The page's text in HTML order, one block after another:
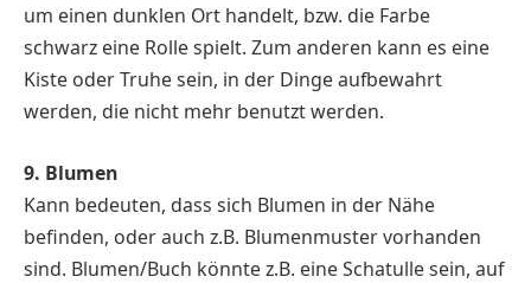
um einen dunklen Ort handelt, bzw. die Farbe
schwarz eine Rolle spielt. Zum anderen kann es eine
Kiste oder Truhe sein, in der Dinge aufbewahrt
werden, die nicht mehr benutzt werden.
9. Blumen
Kann bedeuten, dass sich Blumen in der Nähe
befinden, oder auch z.B. Blumenmuster vorhanden
sind. Blumen/Buch könnte z.B. eine Schatulle sein, auf